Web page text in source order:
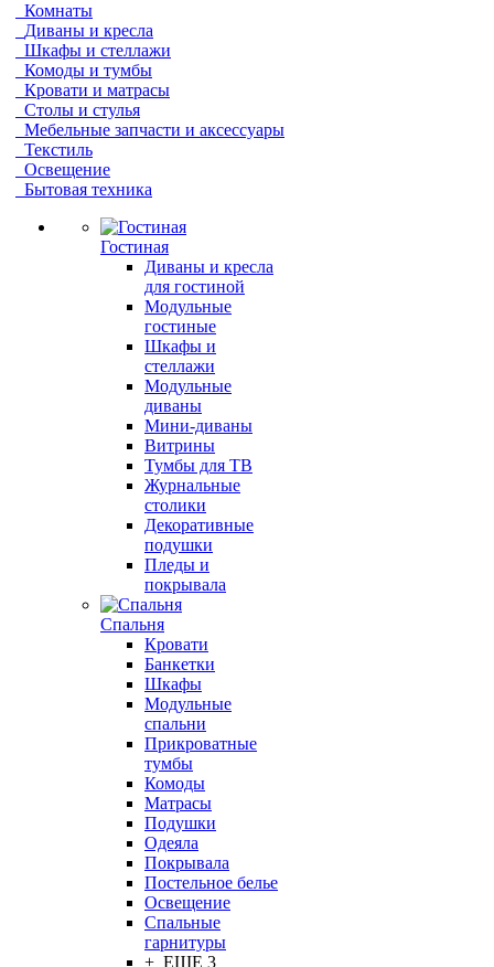
Комнаты
Диваны и кресла
Шкафы и стеллажи
Комоды и тумбы
Кровати и матрасы
Столы и стулья
Мебельные запчасти и аксессуары
Текстиль
Освещение
Бытовая техника
Гостиная
Диваны и кресла
для гостиной
Модульные
гостиные
Шкафы и
стеллажи
Модульные
диваны
Мини-диваны
Витрины
Тумбы для ТВ
Журнальные
столики
Декоративные
подушки
Пледы и
покрывала
Спальня
Кровати
Банкетки
Шкафы
Модульные
спальни
Прикроватные
тумбы
Комоды
Матрасы
Подушки
Одеяла
Покрывала
Постельное белье
Освещение
Спальные
гарнитуры
+ ЕЩЕ 3